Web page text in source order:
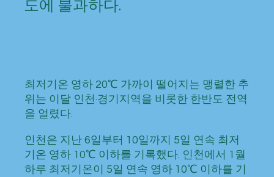
도에 불과하다.
최저기온 영하 20℃ 가까이 떨어지는 맹렬한 추
위는 이달 인천·경기지역을 비롯한 한반도 전역
을 얼렸다.
인천은 지난 6일부터 10일까지 5일 연속 최저
기온 영하 10℃ 이하를 기록했다. 인천에서 1월
하루 최저기온이 5일 연속 영하 10℃ 이하를 기